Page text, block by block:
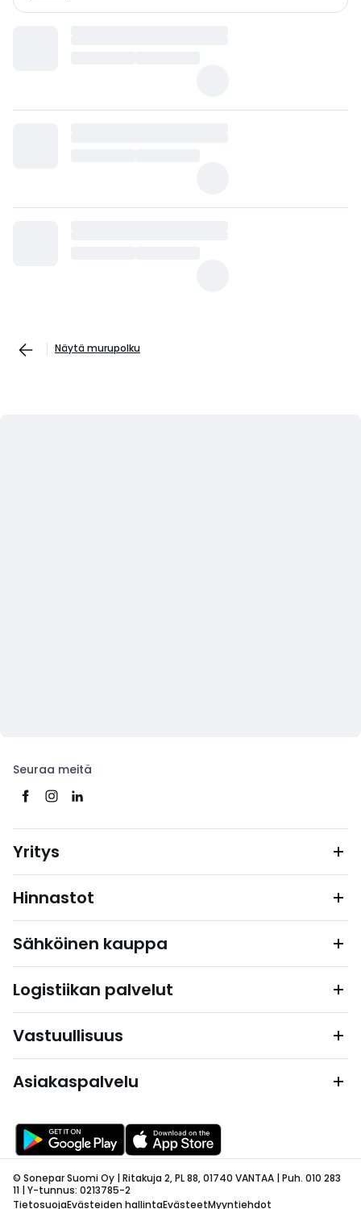
Näytä murupolku
Seuraa meitä
Yritys
Hinnastot
Sähköinen kauppa
Logistiikan palvelut
Vastuullisuus
Asiakaspalvelu
© Sonepar Suomi Oy | Ritakuja 2, PL 88, 01740 VANTAA | Puh. 010 283
11 | Y-tunnus: 0213785-2
TietosuojaEvästeiden hallintaEvästeetMyyntiehdot